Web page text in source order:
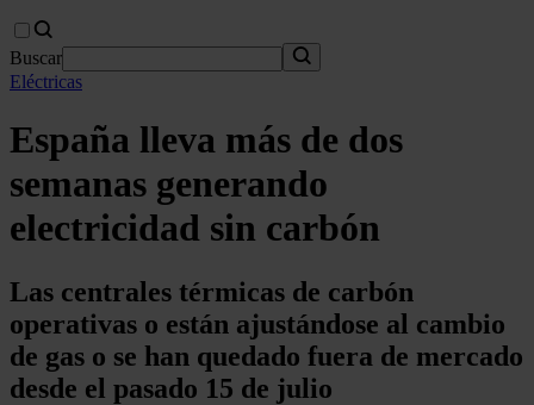
Buscar
Eléctricas
España lleva más de dos
semanas generando
electricidad sin carbón
Las centrales térmicas de carbón
operativas o están ajustándose al cambio
de gas o se han quedado fuera de mercado
desde el pasado 15 de julio